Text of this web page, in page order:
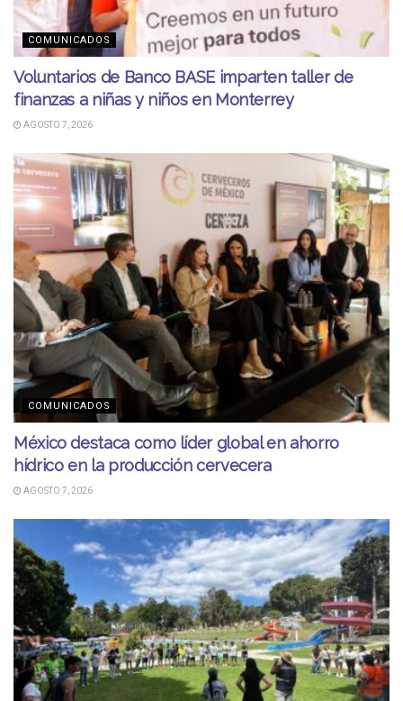
COMUNICADOS
Voluntarios de Banco BASE imparten taller de
finanzas a niñas y niños en Monterrey
AGOSTO 7, 2026
COMUNICADOS
México destaca como líder global en ahorro
hídrico en la producción cervecera
AGOSTO 7, 2026